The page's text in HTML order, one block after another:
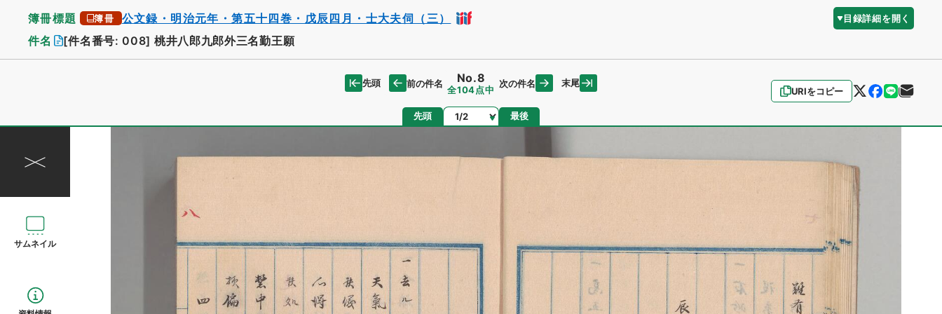
簿冊標題 簿冊 公文録・明治元年・第五十四巻・戊辰四月・士大夫伺（三） 目録詳細を開く
件名 [件名番号: 008] 桃井八郎九郎外三名勤王願
URIをコピー
先頭 前の件名 No.8
全104点中
次の件名 末尾
先頭 ページ 最後
サムネイル